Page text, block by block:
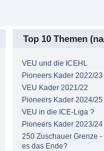
Top 10 Themen
VEU und die ICEHL
Pioneers Kader 2022/23
VEU Kader 2021/22
Pioneers Kader 2024/25
VEU in die ICE-Liga ?
Pioneers Kader 2023/24
250 Zuschauer Grenze
es das Ende?